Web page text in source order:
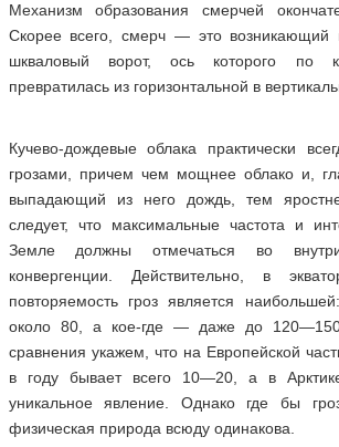
Механизм образования смерчей
Скорее всего, смерч — это возникающий
шкваловый ворот, ось которого по
превратилась из горизонтальной в
Кучево-дождевые облака практически
грозами, причем чем мощнее облако и,
выпадающий из него дождь, тем
следует, что максимальные частота и
Земле должны отмечаться во
конвергенции. Действительно, в
повторяемость гроз является
около 80, а кое-где — даже до
сравнения укажем, что на Европейской
в году бывает всего 10—20, а в
уникальное явление. Однако где бы
физическая природа всюду одинакова.